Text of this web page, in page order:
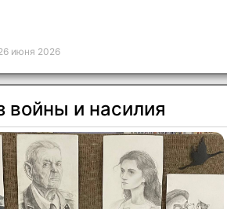
июня 2026
войны и насилия